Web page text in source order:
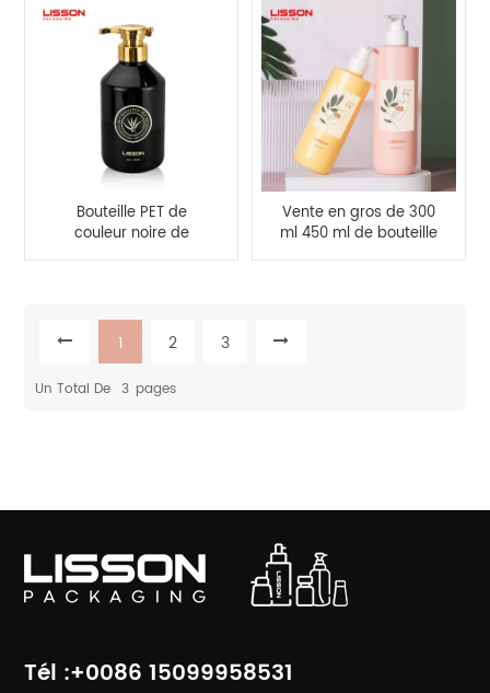
pompe
personnalisée de 500
ml
Bouteille PET de
couleur noire de
500ml, pompe à
shampoing, bouteille
de Lotion
Vente en gros de 300
ml 450 ml de bouteille
de lotion de
1 2 3
Un Total De 3 Pages
Tél :+0086 15099958531